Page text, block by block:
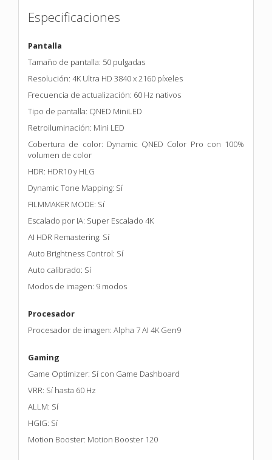
Especificaciones
Pantalla
Tamaño de pantalla: 50 pulgadas
Resolución: 4K Ultra HD 3840 x 2160 píxeles
Frecuencia de actualización: 60 Hz nativos
Tipo de pantalla: QNED MiniLED
Retroiluminación: Mini LED
Cobertura de color: Dynamic QNED Color Pro con 100%
volumen de color
HDR: HDR10 y HLG
Dynamic Tone Mapping: Sí
FILMMAKER MODE: Sí
Escalado por IA: Super Escalado 4K
AI HDR Remastering: Sí
Auto Brightness Control: Sí
Auto calibrado: Sí
Modos de imagen: 9 modos
Procesador
Procesador de imagen: Alpha 7 AI 4K Gen9
Gaming
Game Optimizer: Sí con Game Dashboard
VRR: Sí hasta 60 Hz
ALLM: Sí
HGIG: Sí
Motion Booster: Motion Booster 120